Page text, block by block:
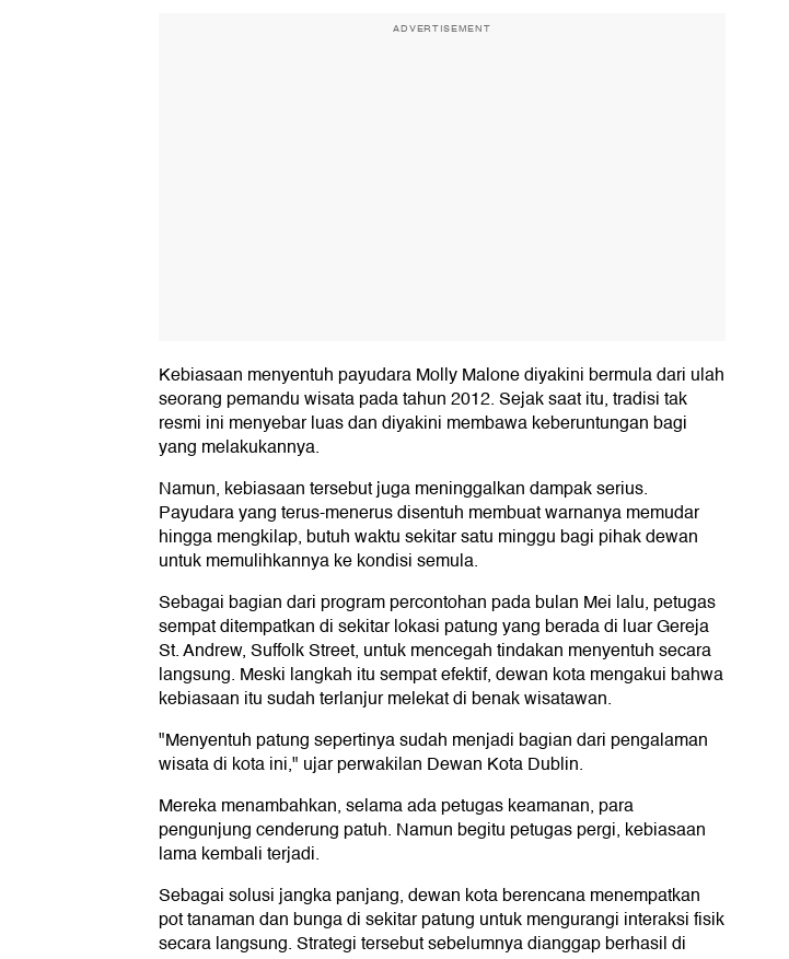
ADVERTISEMENT
Kebiasaan menyentuh payudara Molly Malone diyakini bermula dari ulah
seorang pemandu wisata pada tahun 2012. Sejak saat itu, tradisi tak
resmi ini menyebar luas dan diyakini membawa keberuntungan bagi
yang melakukannya.
Namun, kebiasaan tersebut juga meninggalkan dampak serius.
Payudara yang terus-menerus disentuh membuat warnanya memudar
hingga mengkilap, butuh waktu sekitar satu minggu bagi pihak dewan
untuk memulihkannya ke kondisi semula.
Sebagai bagian dari program percontohan pada bulan Mei lalu, petugas
sempat ditempatkan di sekitar lokasi patung yang berada di luar Gereja
St. Andrew, Suffolk Street, untuk mencegah tindakan menyentuh secara
langsung. Meski langkah itu sempat efektif, dewan kota mengakui bahwa
kebiasaan itu sudah terlanjur melekat di benak wisatawan.
"Menyentuh patung sepertinya sudah menjadi bagian dari pengalaman
wisata di kota ini," ujar perwakilan Dewan Kota Dublin.
Mereka menambahkan, selama ada petugas keamanan, para
pengunjung cenderung patuh. Namun begitu petugas pergi, kebiasaan
lama kembali terjadi.
Sebagai solusi jangka panjang, dewan kota berencana menempatkan
pot tanaman dan bunga di sekitar patung untuk mengurangi interaksi fisik
secara langsung. Strategi tersebut sebelumnya dianggap berhasil di